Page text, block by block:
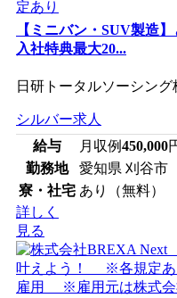
【ミニバン・SUV製造
入社特典最大20...
日研トータルソーシン
シルバー求人
給与
月収例450,000
勤務地
愛知県 刈谷市
寮・社宅 あり（無料）
詳しく
見る